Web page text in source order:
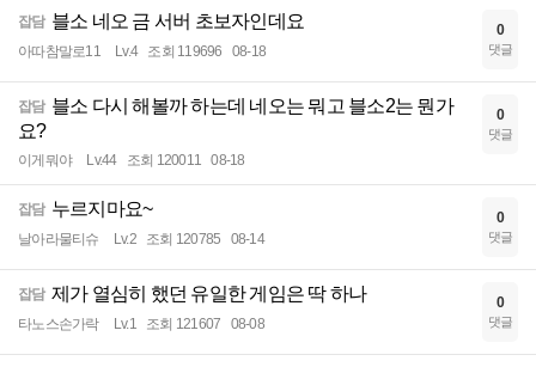
잡담 블소 네오 금 서버 초보자인데요
아따참말로11 Lv.4 조회 119696 08-18
0
댓글
잡담 블소 다시 해볼까 하는데 네오는 뭐고 블소2는 뭔가
요?
이게뭐야 Lv.44 조회 120011 08-18
0
댓글
잡담 누르지마요~
날아라물티슈 Lv.2 조회 120785 08-14
0
댓글
잡담 제가 열심히 했던 유일한 게임은 딱 하나
타노스손가락 Lv.1 조회 121607 08-08
0
댓글